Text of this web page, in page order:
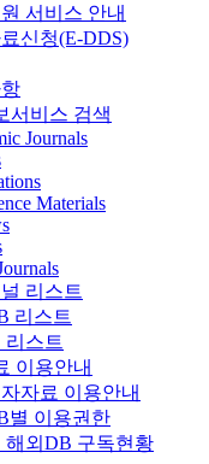
서비스 안내
신청(E-DDS)
서비스 검색
Journals
Materials
리스트
리스트
리스트
이용안내
자료 이용안내
별 이용권한
해외DB 구독현황